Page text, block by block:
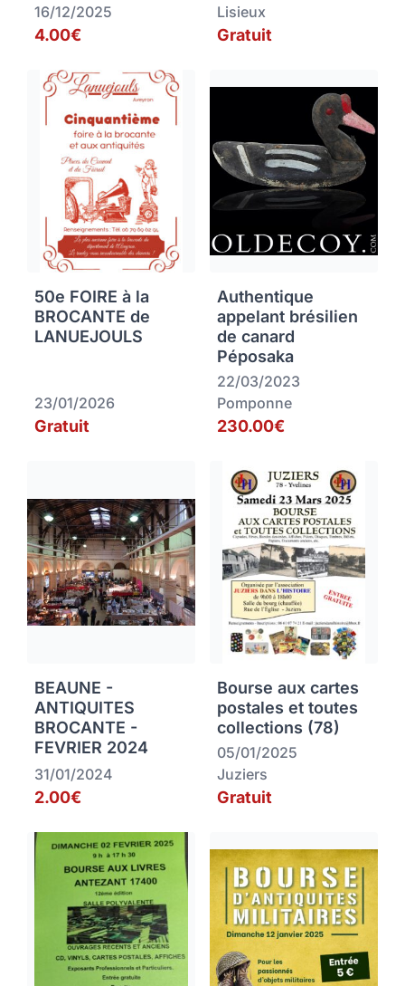
16/12/2025
4.00€
Lisieux
Gratuit
50e FOIRE à la
BROCANTE de
LANUEJOULS
23/01/2026
Gratuit
Authentique
appelant brésilien
de canard
Péposaka
22/03/2023
Pomponne
230.00€
BEAUNE -
ANTIQUITES
BROCANTE -
FEVRIER 2024
31/01/2024
2.00€
Bourse aux cartes
postales et toutes
collections (78)
05/01/2025
Juziers
Gratuit